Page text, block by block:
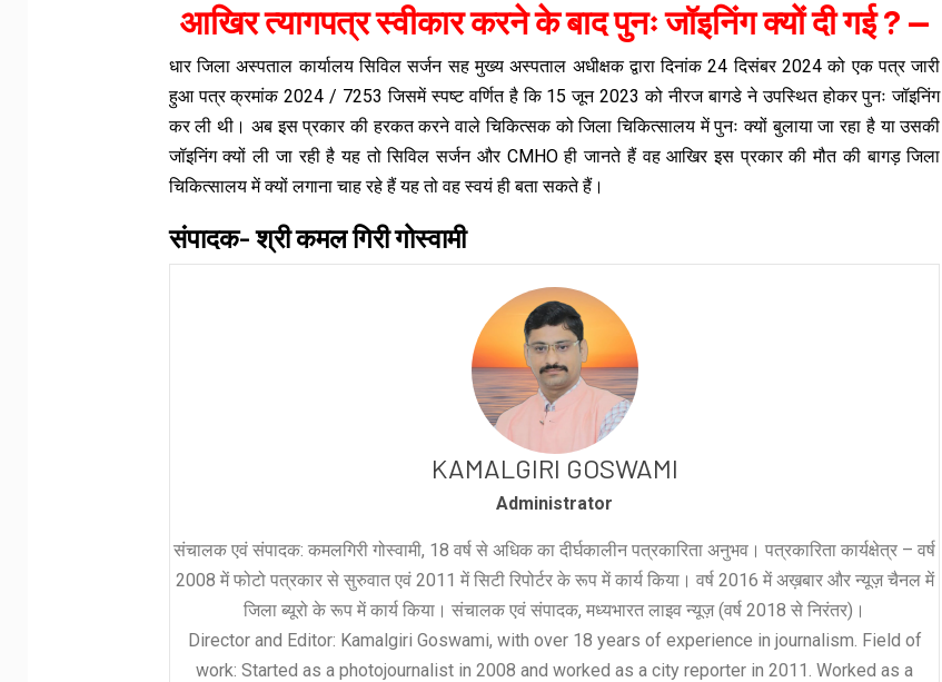
आखिर त्यागपत्र स्वीकार करने के बाद पुनः जॉइनिंग क्यों दी गई ? —
धार जिला अस्पताल कार्यालय सिविल सर्जन सह मुख्य अस्पताल अधीक्षक द्वारा दिनांक 24 दिसंबर 2024 को एक पत्र जारी
हुआ पत्र क्रमांक 2024 / 7253 जिसमें स्पष्ट वर्णित है कि 15 जून 2023 को नीरज बागडे ने उपस्थित होकर पुनः जॉइनिंग
कर ली थी। अब इस प्रकार की हरकत करने वाले चिकित्सक को जिला चिकित्सालय में पुनः क्यों बुलाया जा रहा है या उसकी
जॉइनिंग क्यों ली जा रही है यह तो सिविल सर्जन और CMHO ही जानते हैं वह आखिर इस प्रकार की मौत की बागड़ जिला
चिकित्सालय में क्यों लगाना चाह रहे हैं यह तो वह स्वयं ही बता सकते हैं।
संपादक- श्री कमल गिरी गोस्वामी
KAMALGIRI GOSWAMI
Administrator
संचालक एवं संपादक: कमलगिरी गोस्वामी, 18 वर्ष से अधिक का दीर्घकालीन पत्रकारिता अनुभव। पत्रकारिता कार्यक्षेत्र – वर्ष
2008 में फोटो पत्रकार से सुरुवात एवं 2011 में सिटी रिपोर्टर के रूप में कार्य किया। वर्ष 2016 में अख़बार और न्यूज़ चैनल में
जिला ब्यूरो के रूप में कार्य किया। संचालक एवं संपादक, मध्यभारत लाइव न्यूज़ (वर्ष 2018 से निरंतर)।
Director and Editor: Kamalgiri Goswami, with over 18 years of experience in journalism. Field of
work: Started as a photojournalist in 2008 and worked as a city reporter in 2011. Worked as a